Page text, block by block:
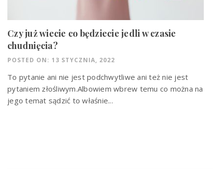
Czy już wiecie co będziecie jedli w czasie
chudnięcia?
POSTED ON: 13 STYCZNIA, 2022
To pytanie ani nie jest podchwytliwe ani też nie jest
pytaniem złośliwym.Albowiem wbrew temu co można na
jego temat sądzić to właśnie...